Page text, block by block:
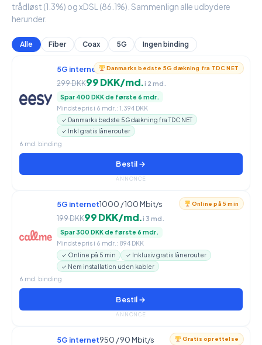
trådløst (1.3%) og xDSL (86.1%). Sammenlign alle udbydere
herunder.
Alle Fiber Coax 5G Ingen binding
Danmarks bedste 5G dækning fra TDC NET
5G internet950 / 90 Mbit/s
299 DKK99 DKK/md.i 2 md.
Spar 400 DKK de første 6 mdr.
Mindstepris i 6 mdr.: 1.394 DKK
✓ Danmarks bedste 5G dækning fra TDC NET
✓ Inkl gratis lånerouter
6 md. binding
Bestil →
ANNONCE
Online på 5 min
5G internet1000 / 100 Mbit/s
199 DKK99 DKK/md.i 3 md.
Spar 300 DKK de første 6 mdr.
Mindstepris i 6 mdr.: 894 DKK
✓ Online på 5 min
✓ Inklusiv gratis lånerouter
✓ Nem installation uden kabler
6 md. binding
Bestil →
ANNONCE
Gratis oprettelse
5G internet950 / 90 Mbit/s